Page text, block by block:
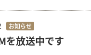
お知らせ
を放送中です